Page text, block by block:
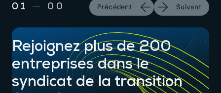
01 00 Précédent Suivant
Rejoignez plus de 200
entreprises dans le
syndicat de la transition